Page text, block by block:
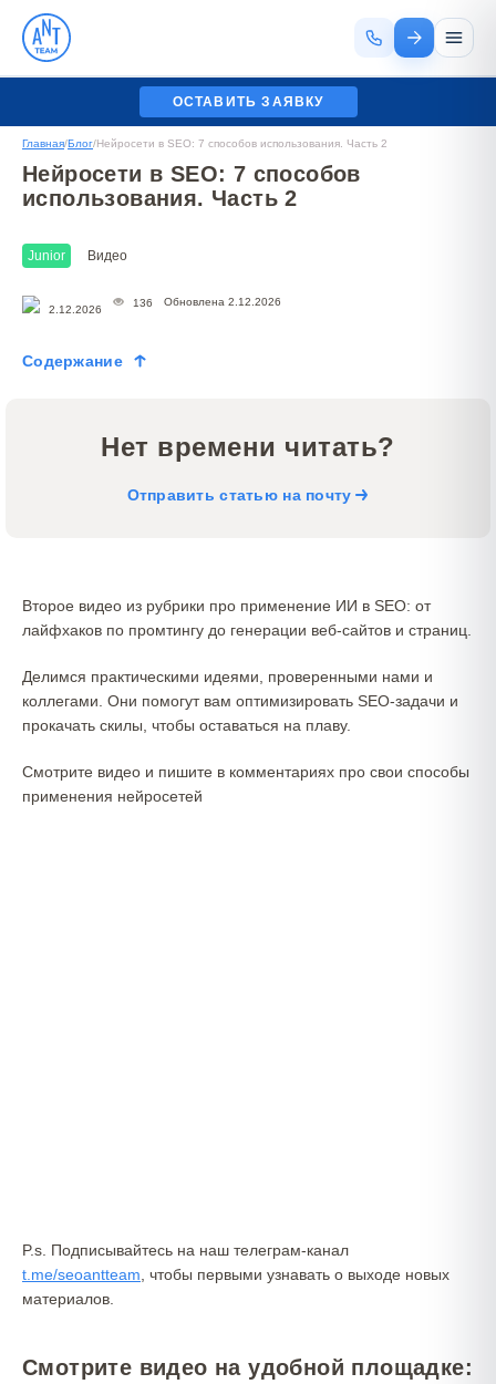
ОСТАВИТЬ ЗАЯВКУ
Главная/Блог/Нейросети в SEO: 7 способов использования. Часть 2
Нейросети в SEO: 7 способов
использования. Часть 2
Junior Видео
2.12.2026
136 Обновлена 2.12.2026
Содержание
Нет времени читать?
Отправить статью на почту
Второе видео из рубрики про применение ИИ в SEO: от
лайфхаков по промтингу до генерации веб-сайтов и страниц.
Делимся практическими идеями, проверенными нами и
коллегами. Они помогут вам оптимизировать SEO-задачи и
прокачать скилы, чтобы оставаться на плаву.
Смотрите видео и пишите в комментариях про свои способы
применения нейросетей
P.s. Подписывайтесь на наш телеграм-канал
t.me/seoantteam , чтобы первыми узнавать о выходе новых
материалов.
Смотрите видео на удобной площадке: